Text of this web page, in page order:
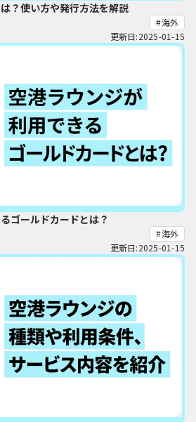
？使い方や発行方法を解説
海外
更新日:2025-01-15
ゴールドカードとは？
海外
更新日:2025-01-15